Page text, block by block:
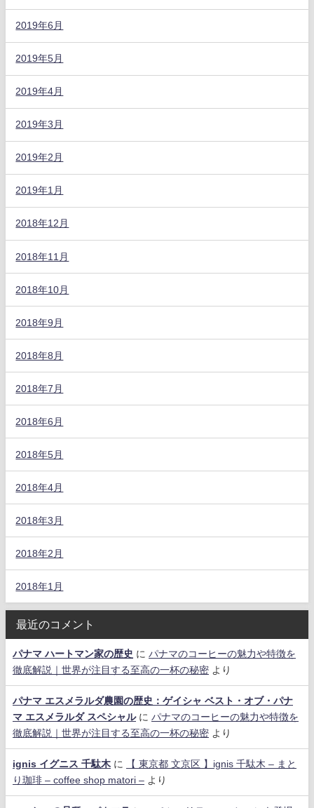
2019年6月
2019年5月
2019年4月
2019年3月
2019年2月
2019年1月
2018年12月
2018年11月
2018年10月
2018年9月
2018年8月
2018年7月
2018年6月
2018年5月
2018年4月
2018年3月
2018年2月
2018年1月
最近のコメント
パナマ ハートマン家の歴史 に パナマのコーヒーの魅力や特徴を
徹底解説｜世界が注目する至高の一杯の秘密 より
パナマ エスメラルダ農園の歴史：ゲイシャ ベスト・オブ・パナ
マ エスメラルダ スペシャルに パナマのコーヒーの魅力や特徴を
徹底解説｜世界が注目する至高の一杯の秘密 より
ignis イグニス 千駄木に
【 東京都 文京区 】ignis 千駄木 – まと
り珈琲 – coffee shop matori – より